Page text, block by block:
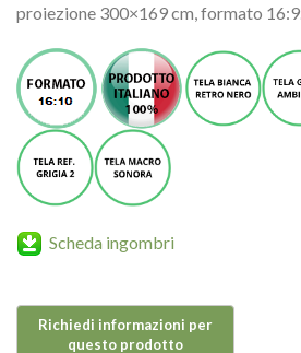
proiezione 300×169 cm, formato 16:9.
Scheda ingombri